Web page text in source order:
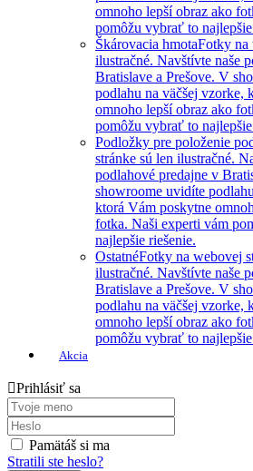
omnoho lepší obraz ako
pomôžu vybrať to najlepšie
Škárovacia hmotaFotky na
ilustračné. Navštívte naše
Bratislave a Prešove. V
podlahu na väčšej vzorke,
omnoho lepší obraz ako
pomôžu vybrať to najlepšie
Podložky pre položenie
stránke sú len ilustračné.
podlahové predajne v
showroome uvidíte
ktorá Vám poskytne
fotka. Naši experti vám
najlepšie riešenie.
OstatnéFotky na webovej
ilustračné. Navštívte naše
Bratislave a Prešove. V
podlahu na väčšej vzorke,
omnoho lepší obraz ako
pomôžu vybrať to najlepšie
Akcia
Prihlásiť sa
Pamätáš si ma
Stratili ste heslo?